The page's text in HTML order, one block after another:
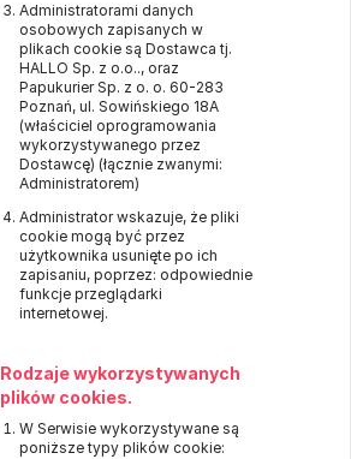
Administratorami danych
osobowych zapisanych w
plikach cookie są Dostawca tj.
HALLO Sp. z o.o.., oraz
Papukurier Sp. z o. o. 60-283
Poznań, ul. Sowińskiego 18A
(właściciel oprogramowania
wykorzystywanego przez
Dostawcę) (łącznie zwanymi:
Administratorem)
Administrator wskazuje, że pliki
cookie mogą być przez
użytkownika usunięte po ich
zapisaniu, poprzez: odpowiednie
funkcje przeglądarki
internetowej.
Rodzaje wykorzystywanych
plików cookies.
W Serwisie wykorzystywane są
poniższe typy plików cookie: